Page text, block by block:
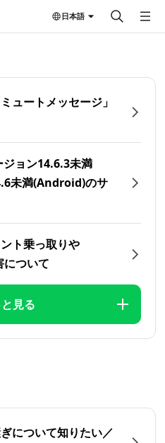
日本語
ュートメッセージ」
ジョン14.6.3未満
未満(Android)のサ
ト乗っ取りや
ついて
見る
について知りたい／